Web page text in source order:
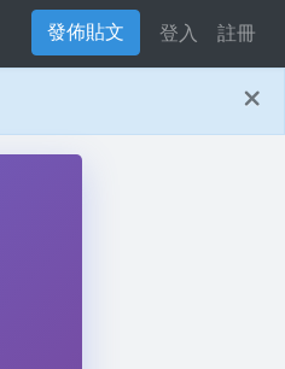
發佈貼文 登入 註冊
×